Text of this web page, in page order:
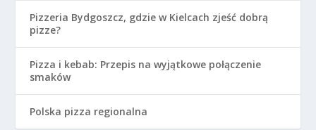
Pizzeria Bydgoszcz, gdzie w Kielcach zjeść dobrą
pizze?
Pizza i kebab: Przepis na wyjątkowe połączenie
smaków
Polska pizza regionalna